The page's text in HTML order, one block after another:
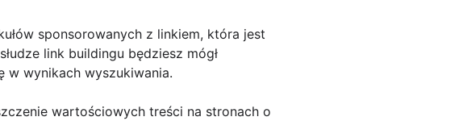
sponsorowanych z linkiem, która jest
link buildingu będziesz mógł
wynikach wyszukiwania.
wartościowych treści na stronach o